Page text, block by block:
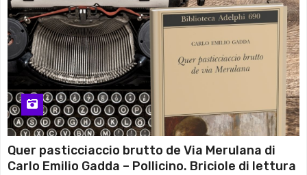
Quer pasticciaccio brutto de Via Merulana di
Carlo Emilio Gadda – Pollicino. Briciole di lettura